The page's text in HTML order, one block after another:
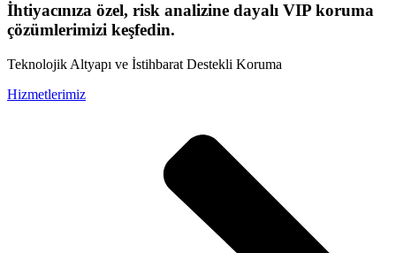
İhtiyacınıza özel, risk analizine dayalı VIP koruma
çözümlerimizi keşfedin.
Teknolojik Altyapı ve İstihbarat Destekli Koruma
Hizmetlerimiz